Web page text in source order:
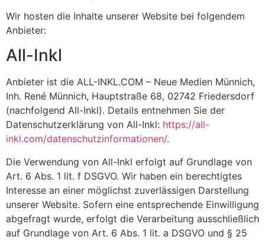
Wir hosten die Inhalte unserer Website bei folgendem
Anbieter:
All-Inkl
Anbieter ist die ALL-INKL.COM – Neue Medien Münnich,
Inh. René Münnich, Hauptstraße 68, 02742 Friedersdorf
(nachfolgend All-Inkl). Details entnehmen Sie der
Datenschutzerklärung von All-Inkl: https://all-
inkl.com/datenschutzinformationen/.
Die Verwendung von All-Inkl erfolgt auf Grundlage von
Art. 6 Abs. 1 lit. f DSGVO. Wir haben ein berechtigtes
Interesse an einer möglichst zuverlässigen Darstellung
unserer Website. Sofern eine entsprechende Einwilligung
abgefragt wurde, erfolgt die Verarbeitung ausschließlich
auf Grundlage von Art. 6 Abs. 1 lit. a DSGVO und § 25